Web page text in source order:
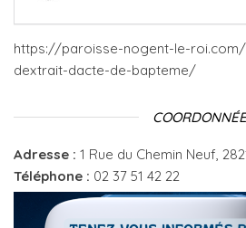
https://paroisse-nogent-le-
dextrait-dacte-de-bapteme/
Adresse : 1 Rue du Chemin Neuf,
Téléphone : 02 37 51 42 22